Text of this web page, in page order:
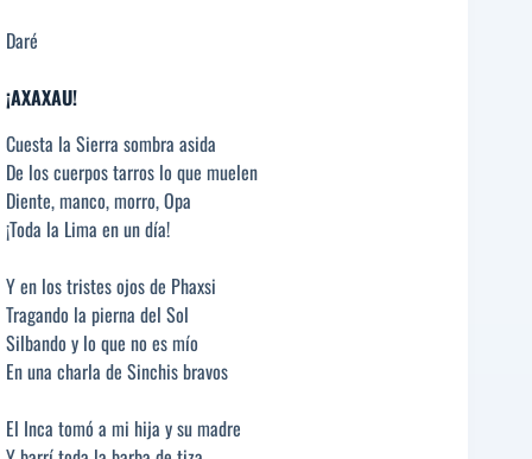
Daré
¡AXAXAU!
Cuesta la Sierra sombra asida
De los cuerpos tarros lo que muelen
Diente, manco, morro, Opa
¡Toda la Lima en un día!
Y en los tristes ojos de Phaxsi
Tragando la pierna del Sol
Silbando y lo que no es mío
En una charla de Sinchis bravos
El Inca tomó a mi hija y su madre